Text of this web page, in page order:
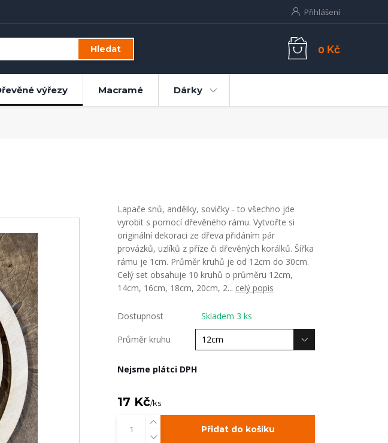
Přihlášení
Hledat 0 Kč
výřezy Macramé Dárky
Lapače snů, andělky, sovičky - to všechno jde
vyrobit s pomocí dřevěného rámu. Vytvořte si
originální dekoraci ze dřeva přidáním pár
provázků, uzlíků z příze či dřevěných korálků. Šířka
rámu je 1cm. Průměr kruhů je od 12cm do 30cm.
Celý set obsahuje 10 kruhů o průměru 12cm,
14cm, 16cm, 18cm, 20cm, 2... celý popis
Dostupnost Skladem 3 ks
Průměr kruhu
Nejsme plátci DPH
17 Kč/ks
Přidat do košíku